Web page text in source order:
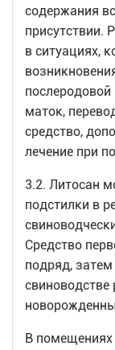
содержания
присутствии.
в ситуациях,
маток,
средство,
лечение при
3.2. Литосан
подстилки в
Средство
подряд,
В помещениях